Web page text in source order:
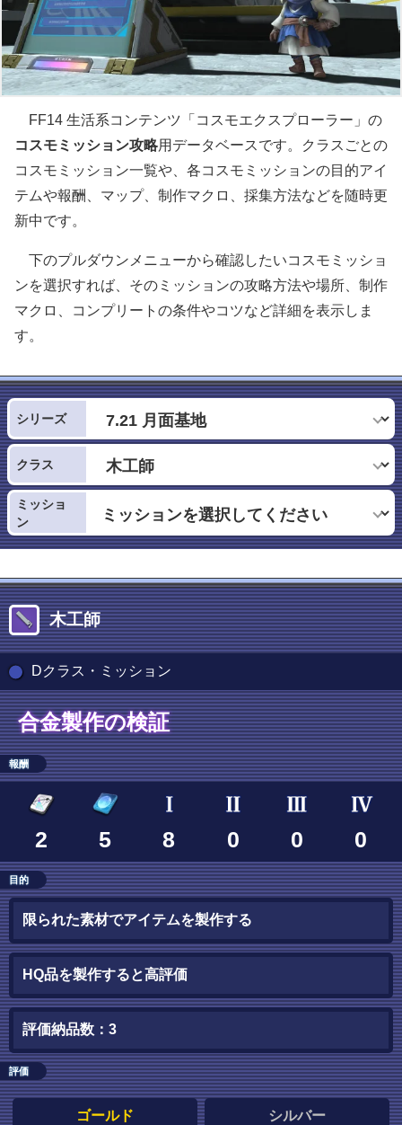
FF14 生活系コンテンツ「コスモエクスプローラー」の
コスモミッション攻略用データベースです。クラスごとの
コスモミッション一覧や、各コスモミッションの目的アイ
テムや報酬、マップ、制作マクロ、採集方法などを随時更
新中です。
下のプルダウンメニューから確認したいコスモミッショ
ンを選択すれば、そのミッションの攻略方法や場所、制作
マクロ、コンプリートの条件やコツなど詳細を表示しま
す。
シリーズ
クラス
ミッショ
ン
木工師
Dクラス・ミッション
合金製作の検証
報酬
2 5 8 0 0 0
目的
限られた素材でアイテムを製作する
HQ品を製作すると高評価
評価納品数：3
評価
ゴールド シルバー